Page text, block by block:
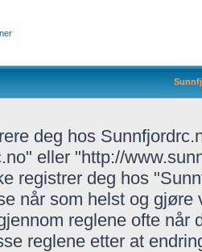
deg hos
eller "http://
registrer deg hos
når som helst og
reglene ofte når
reglene etter at